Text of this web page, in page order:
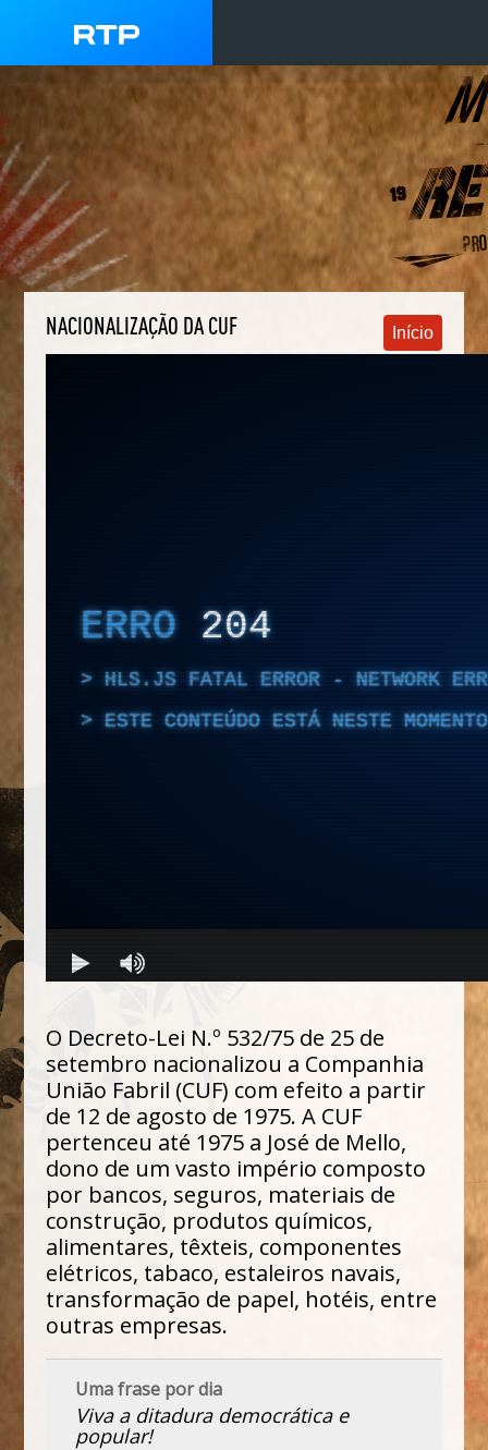
NACIONALIZAÇÃO DA CUF Início
O Decreto-Lei N.º 532/75 de 25 de
setembro nacionalizou a Companhia
União Fabril (CUF) com efeito a partir
de 12 de agosto de 1975. A CUF
pertenceu até 1975 a José de Mello,
dono de um vasto império composto
por bancos, seguros, materiais de
construção, produtos químicos,
alimentares, têxteis, componentes
elétricos, tabaco, estaleiros navais,
transformação de papel, hotéis, entre
outras empresas.
Uma frase por dia
Viva a ditadura democrática e
popular!